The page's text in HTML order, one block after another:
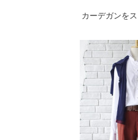
カーデガンを